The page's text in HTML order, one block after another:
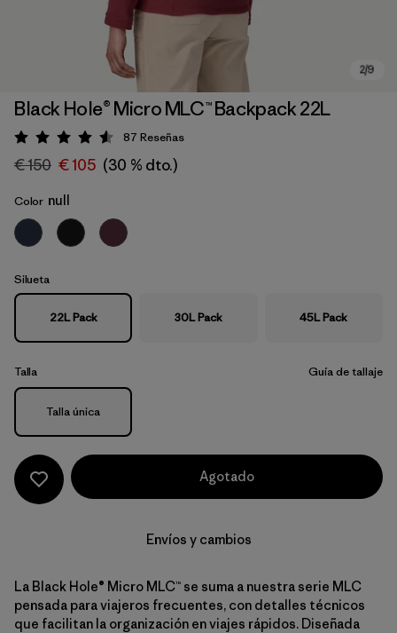
Black Hole® Micro MLC™ Backpack 22L
Puntuación: 4.6 / 5
87 Reseñas
€ 150 € 105 (30 % dto.)
Color null
Silueta
22L Pack 30L Pack 45L Pack
Talla Guía de tallaje
Talla
Talla única
Agotado
Envíos y cambios
La Black Hole® Micro MLC™ se suma a nuestra serie MLC
pensada para viajeros frecuentes, con detalles técnicos
que facilitan la organización en viajes rápidos. Diseñada